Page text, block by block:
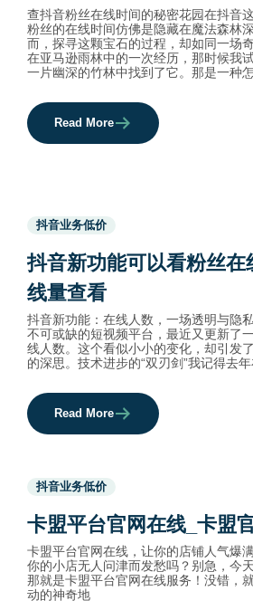
查抖音粉丝在线时间的秘密花园在抖音
粉丝的在线时间仿佛是隐藏在魔法森林
而，探寻这颗宝石的过程，却如同一场
在亚马逊雨林中的一次经历，那时候我
一片幽深的竹林中找到了它。那是一种
Read More
Used
before
category
names.
抖音业务低价
抖音新功能可以看粉丝
线量查看
抖音新功能：在线人数，一场透明与隐
不可或缺的短视频平台，最近又更新
线人数。这个看似小小的变化，却引发
的深思。技术进步的“双刃剑”我记得去
Read More
Used
before
names.
抖音业务低价
卡盟平台官网在线_卡盟
卡盟平台官网在线，让你的店铺人气爆
你的小店无人问津而发愁吗？别急，
那就是卡盟平台官网在线服务！没错，
动的神奇地